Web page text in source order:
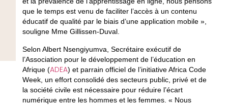
que le temps est venu de faciliter l’accès à un contenu
éducatif de qualité par le biais d’une application mobile »,
souligne Mme Gillissen-Duval.
Selon Albert Nsengiyumva, Secrétaire exécutif de
l’Association pour le développement de l’éducation en
Afrique (ADEA) et parrain officiel de l’initiative Africa Code
Week, un effort consolidé des secteurs public, privé et de
la société civile est nécessaire pour réduire l’écart
numérique entre les hommes et les femmes. « Nous